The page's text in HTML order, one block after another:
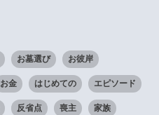
お墓選び お彼岸
お金 はじめての エピソード
反省点 喪主 家族